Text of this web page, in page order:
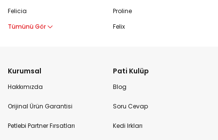
Felicia
Tümünü Gör
Proline
Felix
Kurumsal
Hakkımızda
Orijinal Ürün Garantisi
Petlebi Partner Fırsatları
Pati Kulüp
Blog
Soru Cevap
Kedi Irkları